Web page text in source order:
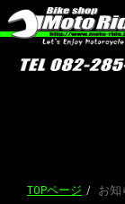
TOPページ お知